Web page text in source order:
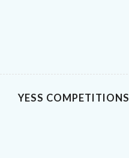
YESS COMPETITIONS